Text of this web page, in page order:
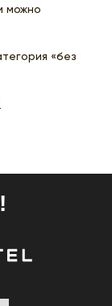
можно
«без